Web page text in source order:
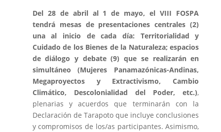
Del 28 de abril al 1 de mayo, el VIII FOSPA
tendrá mesas de presentaciones centrales (2)
una al inicio de cada día: Territorialidad y
Cuidado de los Bienes de la Naturaleza; espacios
de diálogo y debate (9) que se realizarán en
simultáneo (Mujeres Panamazónicas-Andinas,
Megaproyectos y Extractivismo, Cambio
Climático, Descolonialidad del Poder, etc.),
plenarias y acuerdos que terminarán con la
Declaración de Tarapoto que incluye conclusiones
y compromisos de los/as participantes. Asimismo,